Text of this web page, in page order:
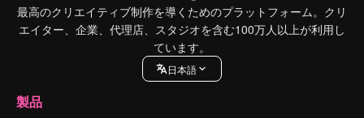
最高のクリエイティブ制作を導くためのプラットフォーム。クリ
エイター、企業、代理店、スタジオを含む100万人以上が利用し
ています。
日本語
製品